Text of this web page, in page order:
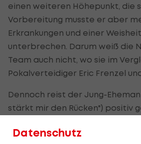
einen weiteren Höhepunkt, die
Vorbereitung musste er aber
Erkrankungen und einer
unterbrechen. Darum weiß die
Team auch nicht, wo sie im
Pokalverteidiger Eric Frenzel
Dennoch reist der Jung-
stärkt mir den Rücken") positiv
lang trainiert worden war.
Datenschutz